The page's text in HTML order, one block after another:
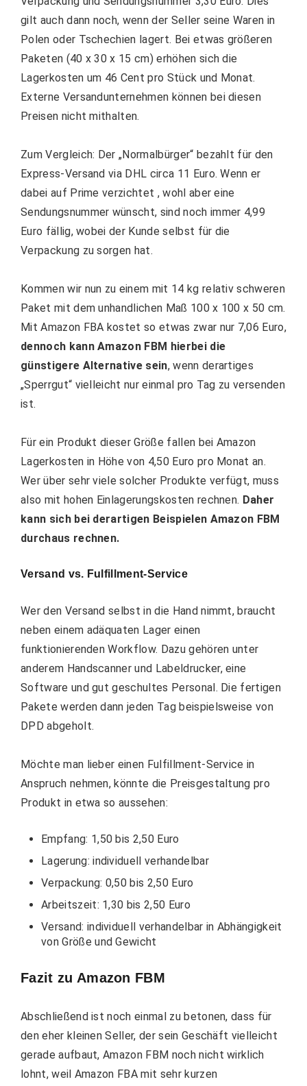
gilt auch dann noch, wenn der Seller seine Waren in
Polen oder Tschechien lagert. Bei etwas größeren
Paketen (40 x 30 x 15 cm) erhöhen sich die
Lagerkosten um 46 Cent pro Stück und Monat.
Externe Versandunternehmen können bei diesen
Preisen nicht mithalten.
Zum Vergleich: Der „Normalbürger“ bezahlt für den
Express-Versand via DHL circa 11 Euro. Wenn er
dabei auf Prime verzichtet , wohl aber eine
Sendungsnummer wünscht, sind noch immer 4,99
Euro fällig, wobei der Kunde selbst für die
Verpackung zu sorgen hat.
Kommen wir nun zu einem mit 14 kg relativ schweren
Paket mit dem unhandlichen Maß 100 x 100 x 50 cm.
Mit Amazon FBA kostet so etwas zwar nur 7,06 Euro,
dennoch kann Amazon FBM hierbei die
günstigere Alternative sein, wenn derartiges
„Sperrgut“ vielleicht nur einmal pro Tag zu versenden
ist.
Für ein Produkt dieser Größe fallen bei Amazon
Lagerkosten in Höhe von 4,50 Euro pro Monat an.
Wer über sehr viele solcher Produkte verfügt, muss
also mit hohen Einlagerungskosten rechnen. Daher
kann sich bei derartigen Beispielen Amazon FBM
durchaus rechnen.
Versand vs. Fulfillment-Service
Wer den Versand selbst in die Hand nimmt, braucht
neben einem adäquaten Lager einen
funktionierenden Workflow. Dazu gehören unter
anderem Handscanner und Labeldrucker, eine
Software und gut geschultes Personal. Die fertigen
Pakete werden dann jeden Tag beispielsweise von
DPD abgeholt.
Möchte man lieber einen Fulfillment-Service in
Anspruch nehmen, könnte die Preisgestaltung pro
Produkt in etwa so aussehen:
Empfang: 1,50 bis 2,50 Euro
Lagerung: individuell verhandelbar
Verpackung: 0,50 bis 2,50 Euro
Arbeitszeit: 1,30 bis 2,50 Euro
Versand: individuell verhandelbar in Abhängigkeit
von Größe und Gewicht
Fazit zu Amazon FBM
Abschließend ist noch einmal zu betonen, dass für
den eher kleinen Seller, der sein Geschäft vielleicht
gerade aufbaut, Amazon FBM noch nicht wirklich
lohnt, weil Amazon FBA mit sehr kurzen